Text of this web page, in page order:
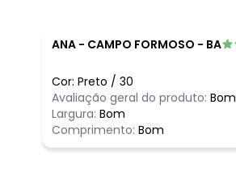
ANA - CAMPO FORMOSO - BA
Cor: Preto / 30
Avaliação geral do produto: Bom
Largura: Bom
Comprimento: Bom